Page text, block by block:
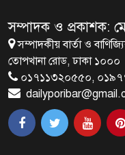
সম্পাদক ও প্রকাশক:
সম্পাদকীয় বার্তা ও
তোপখানা রোড, ঢাকা ১০০০
০১৭১১৩২০৫৫০,